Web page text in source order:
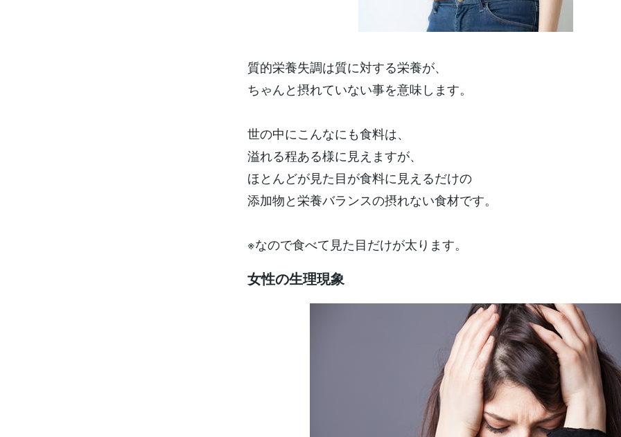
質的栄養失調は質に対する栄養が、
ちゃんと摂れていない事を意味します。
世の中にこんなにも食料は、
溢れる程ある様に見えますが、
ほとんどが見た目が食料に見えるだけの
添加物と栄養バランスの摂れない食材です。
※なので食べて見た目だけが太ります。
女性の生理現象